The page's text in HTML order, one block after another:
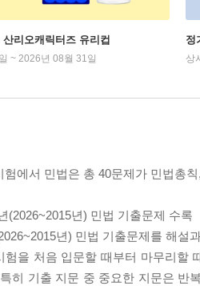
리오캐릭터즈 유리컵
~ 2026년 08월 31일
정
상
험에서 민법은 총 40문제가 민법총
(2026~2015년) 민법 기출문제 수록
년) 민법 기출문제를 해설
험을 처음 입문할 때부터 마무리할
히 기출 지문 중 중요한 지문은 반